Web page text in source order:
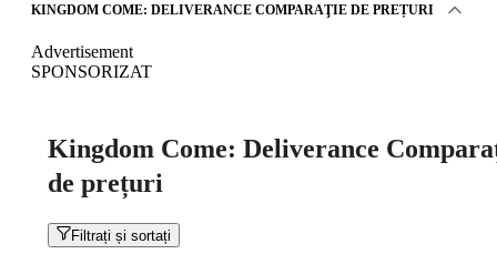
KINGDOM COME: DELIVERANCE COMPARAŢIE DE PREȚURI
Advertisement
SPONSORIZAT
Kingdom Come: Deliverance
de prețuri
Filtrați și sortați